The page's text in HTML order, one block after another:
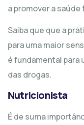
a promover a
Saiba que que a
para uma maior
é fundamental para
das drogas.
Nutricionista
É de suma